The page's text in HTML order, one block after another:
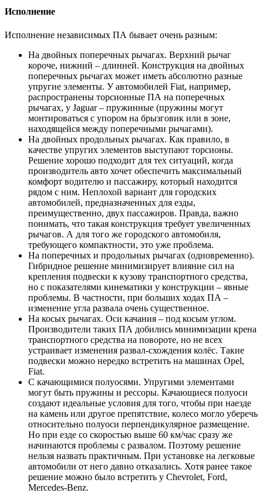
Исполнение
Исполнение независимых ПА бывает очень разным:
На двойных поперечных рычагах. Верхний рычаг
короче, нижний – длинней. Конструкция на двойных
поперечных рычагах может иметь абсолютно разные
упругие элементы. У автомобилей Fiat, например,
распространены торсионные ПА на поперечных
рычагах, у Jaguar – пружинные (пружины могут
монтироваться с упором на брызговик или в зоне,
находящейся между поперечными рычагами).
На двойных продольных рычагах. Как правило, в
качестве упругих элементов выступают торсионы.
Решение хорошо подходит для тех ситуаций, когда
производитель авто хочет обеспечить максимальный
комфорт водителю и пассажиру, который находится
рядом с ним. Неплохой вариант для городских
автомобилей, предназначенных для езды,
преимущественно, двух пассажиров. Правда, важно
понимать, что такая конструкция требует увеличенных
рычагов. А для того же городского автомобиля,
требующего компактности, это уже проблема.
На поперечных и продольных рычагах (одновременно).
Гибридное решение минимизирует влияние сил на
крепления подвески к кузову транспортного средства,
но с показателями кинематики у конструкции – явные
проблемы. В частности, при больших ходах ПА –
изменение угла развала очень существенное.
На косых рычагах. Оси качания – под косым углом.
Производители таких ПА добились минимизации крена
транспортного средства на повороте, но не всех
устраивает изменения развал-схождения колёс. Такие
подвески можно нередко встретить на машинах Opel,
Fiat.
С качающимися полуосями. Упругими элементами
могут быть пружины и рессоры. Качающиеся полуоси
создают идеальные условия для того, чтобы при наезде
на камень или другое препятствие, колесо могло уберечь
относительно полуоси перпендикулярное размещение.
Но при езде со скоростью выше 60 км/час сразу же
начинаются проблемы с развалом. Поэтому решение
нельзя назвать практичным. При установке на легковые
автомобили от него давно отказались. Хотя ранее такое
решение можно было встретить у Chevrolet, Ford,
Mercedes-Benz.